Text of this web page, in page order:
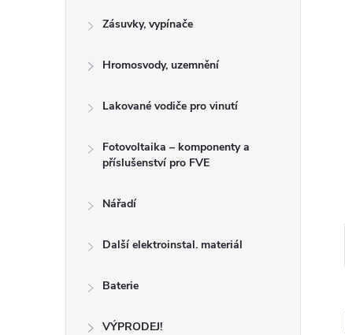
Zásuvky, vypínače
Hromosvody, uzemnění
Lakované vodiče pro vinutí
Fotovoltaika – komponenty a
příslušenství pro FVE
Nářadí
Další elektroinstal. materiál
Baterie
VÝPRODEJ!